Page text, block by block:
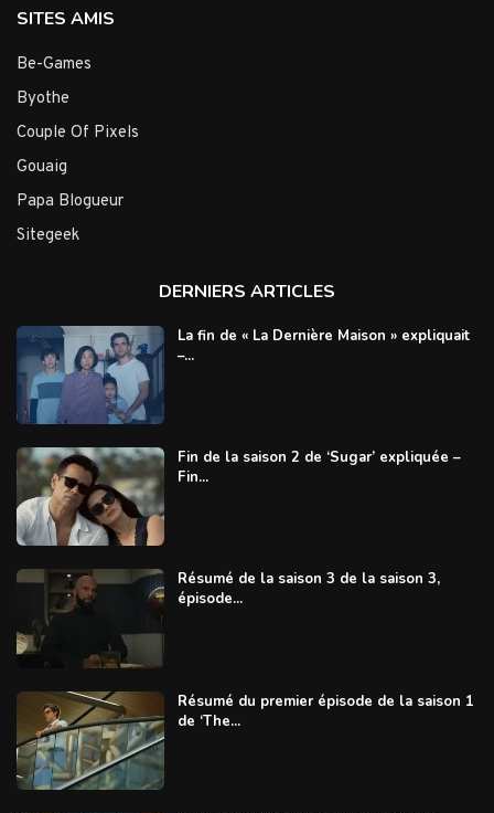
SITES AMIS
Be-Games
Byothe
Couple Of Pixels
Gouaig
Papa Blogueur
Sitegeek
DERNIERS ARTICLES
La fin de « La Dernière Maison » expliquait
–...
Fin de la saison 2 de ‘Sugar’ expliquée –
Fin...
Résumé de la saison 3 de la saison 3,
épisode...
Résumé du premier épisode de la saison 1
de ‘The...